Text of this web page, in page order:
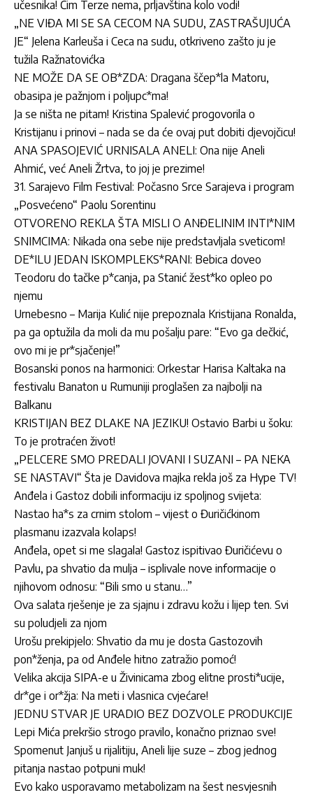
učesnika! Čim Terze nema, prljavština kolo vodi!
„NE VIĐA MI SE SA CECOM NA SUDU, ZASTRAŠUJUĆA
JE“ Jelena Karleuša i Ceca na sudu, otkriveno zašto ju je
tužila Ražnatovićka
NE MOŽE DA SE OB*ZDA: Dragana ščep*la Matoru,
obasipa je pažnjom i poljupc*ma!
Ja se ništa ne pitam! Kristina Spalević progovorila o
Kristijanu i prinovi – nada se da će ovaj put dobiti djevojčicu!
ANA SPASOJEVIĆ URNISALA ANELI: Ona nije Aneli
Ahmić, već Aneli Žrtva, to joj je prezime!
31. Sarajevo Film Festival: Počasno Srce Sarajeva i program
„Posvećeno“ Paolu Sorentinu
OTVORENO REKLA ŠTA MISLI O ANĐELINIM INTI*NIM
SNIMCIMA: Nikada ona sebe nije predstavljala sveticom!
DE*ILU JEDAN ISKOMPLEKS*RANI: Bebica doveo
Teodoru do tačke p*canja, pa Stanić žest*ko opleo po
njemu
Urnebesno – Marija Kulić nije prepoznala Kristijana Ronalda,
pa ga optužila da moli da mu pošalju pare: “Evo ga dečkić,
ovo mi je pr*sjačenje!”
Bosanski ponos na harmonici: Orkestar Harisa Kaltaka na
festivalu Banaton u Rumuniji proglašen za najbolji na
Balkanu
KRISTIJAN BEZ DLAKE NA JEZIKU! Ostavio Barbi u šoku:
To je protraćen život!
„PELCERE SMO PREDALI JOVANI I SUZANI – PA NEKA
SE NASTAVI“ Šta je Davidova majka rekla još za Hype TV!
Anđela i Gastoz dobili informaciju iz spoljnog svijeta:
Nastao ha*s za crnim stolom – vijest o Đuričićkinom
plasmanu izazvala kolaps!
Anđela, opet si me slagala! Gastoz ispitivao Đuričićevu o
Pavlu, pa shvatio da mulja – isplivale nove informacije o
njihovom odnosu: “Bili smo u stanu…”
Ova salata rješenje je za sjajnu i zdravu kožu i lijep ten. Svi
su poludjeli za njom
Urošu prekipjelo: Shvatio da mu je dosta Gastozovih
pon*ženja, pa od Anđele hitno zatražio pomoć!
Velika akcija SIPA-e u Živinicama zbog elitne prosti*ucije,
dr*ge i or*žja: Na meti i vlasnica cvjećare!
JEDNU STVAR JE URADIO BEZ DOZVOLE PRODUKCIJE
Lepi Mića prekršio strogo pravilo, konačno priznao sve!
Spomenut Janjuš u rijalitiju, Aneli lije suze – zbog jednog
pitanja nastao potpuni muk!
Evo kako usporavamo metabolizam na šest nesvjesnih